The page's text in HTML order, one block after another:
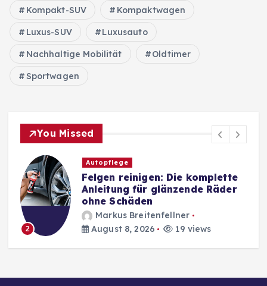
Kompakt-SUV Kompaktwagen
Luxus-SUV Luxusauto
Nachhaltige Mobilität Oldtimer
Sportwagen
You Missed
2
Autopflege
Felgen reinigen: Die komplette
Anleitung für glänzende Räder
ohne Schäden
Markus Breitenfellner
August 8, 2026
19 views